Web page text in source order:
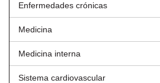
Enfermedades crónicas
Medicina
Medicina interna
Sistema cardiovascular